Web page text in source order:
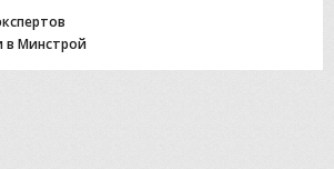
в Минстрой